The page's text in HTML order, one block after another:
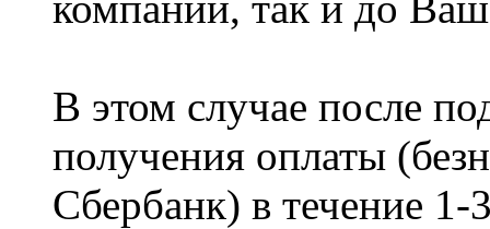
В этом случае после
получения оплаты
Сбербанк) в течение